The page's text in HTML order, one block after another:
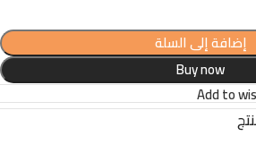
إضافة إلى السلة
Buy now
Add to